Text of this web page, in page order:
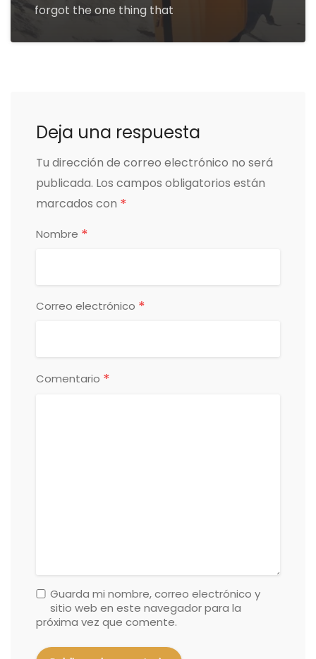
forgot the one thing that
Deja una respuesta
Tu dirección de correo electrónico no será
publicada. Los campos obligatorios están
marcados con *
Nombre *
Correo electrónico *
Comentario *
Guarda mi nombre, correo electrónico y
sitio web en este navegador para la
próxima vez que comente.